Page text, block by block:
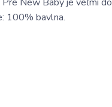
100% bavlna.